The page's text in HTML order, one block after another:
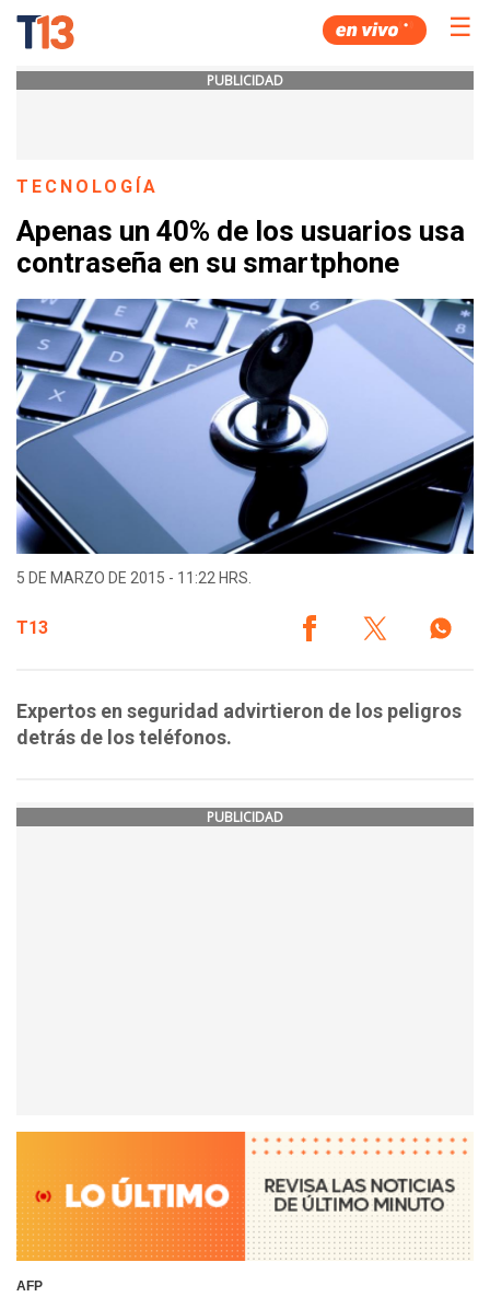
☰
PUBLICIDAD
TECNOLOGÍA
Apenas un 40% de los usuarios usa
contraseña en su smartphone
5 DE MARZO DE 2015 - 11:22 HRS.
T13
Expertos en seguridad advirtieron de los peligros
detrás de los teléfonos.
PUBLICIDAD
AFP